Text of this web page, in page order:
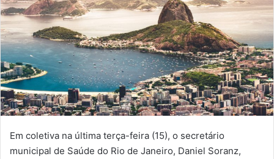
Em coletiva na última terça-feira (15), o secretário
municipal de Saúde do Rio de Janeiro, Daniel Soranz,